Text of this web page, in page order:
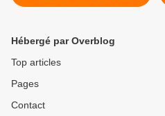
extraordinaires le film
Hébergé par Overblog
Top articles
Pages
Contact